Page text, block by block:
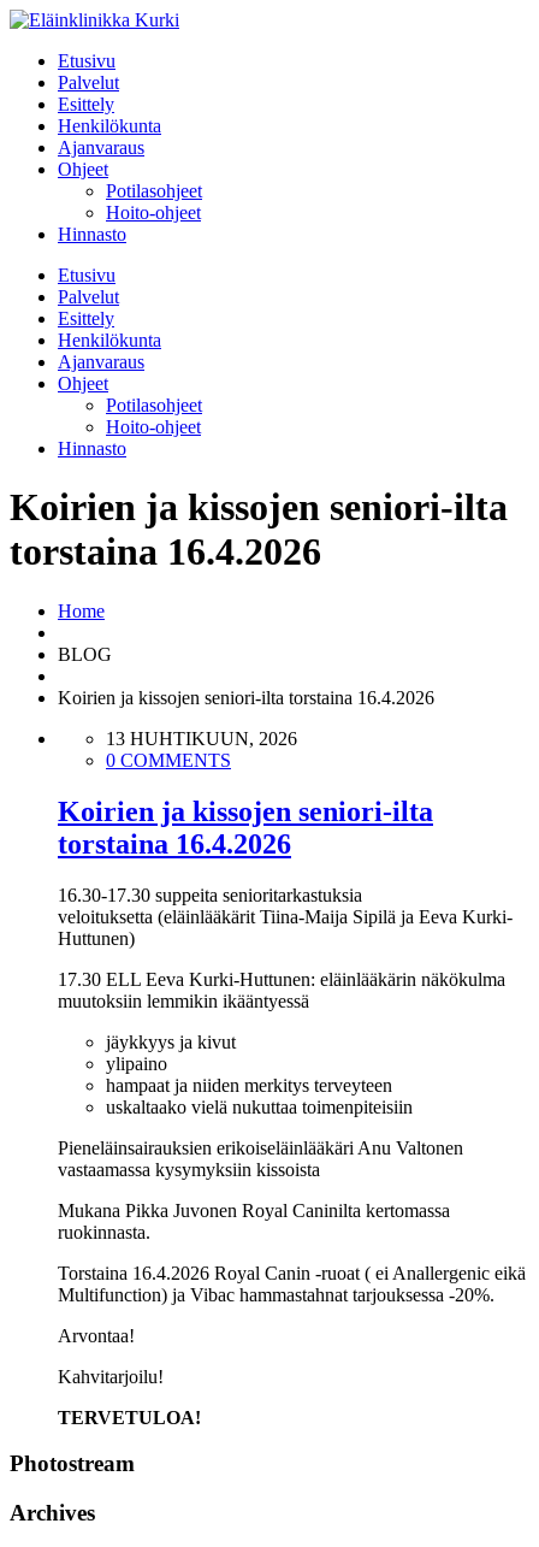
Etusivu
Palvelut
Esittely
Henkilökunta
Ajanvaraus
Ohjeet
Potilasohjeet
Hoito-ohjeet
Hinnasto
Etusivu
Palvelut
Esittely
Henkilökunta
Ajanvaraus
Ohjeet
Potilasohjeet
Hoito-ohjeet
Hinnasto
Koirien ja kissojen seniori-ilta
torstaina 16.4.2026
Home
BLOG
Koirien ja kissojen seniori-ilta torstaina 16.4.2026
13 HUHTIKUUN, 2026
0 COMMENTS
Koirien ja kissojen seniori-ilta
torstaina 16.4.2026
16.30-17.30 suppeita senioritarkastuksia
veloituksetta (eläinlääkärit Tiina-Maija Sipilä ja Eeva Kurki-
Huttunen)
17.30 ELL Eeva Kurki-Huttunen: eläinlääkärin näkökulma
muutoksiin lemmikin ikääntyessä
jäykkyys ja kivut
ylipaino
hampaat ja niiden merkitys terveyteen
uskaltaako vielä nukuttaa toimenpiteisiin
Pieneläinsairauksien erikoiseläinlääkäri Anu Valtonen
vastaamassa kysymyksiin kissoista
Mukana Pikka Juvonen Royal Caninilta kertomassa
ruokinnasta.
Torstaina 16.4.2026 Royal Canin -ruoat ( ei Anallergenic eikä
Multifunction) ja Vibac hammastahnat tarjouksessa -20%.
Arvontaa!
Kahvitarjoilu!
TERVETULOA!
Photostream
Archives